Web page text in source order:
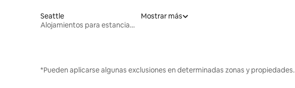
Seattle
Alojamientos para estancias largas
Mostrar más
*Pueden aplicarse algunas exclusiones en determinadas zonas y propiedades.